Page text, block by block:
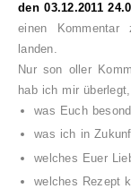
den 03.12.2011
einen
landen.
Nur son oller
hab ich mir
was Euch
was ich in
welches Euer
welches Rezept